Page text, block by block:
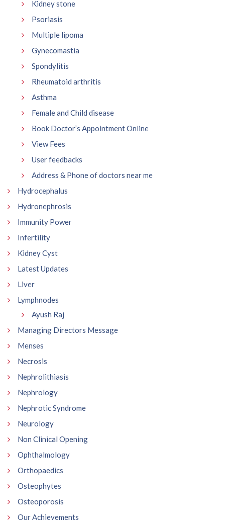
Kidney stone
Psoriasis
Multiple lipoma
Gynecomastia
Spondylitis
Rheumatoid arthritis
Asthma
Female and Child disease
Book Doctor’s Appointment Online
View Fees
User feedbacks
Address & Phone of doctors near me
Hydrocephalus
Hydronephrosis
Immunity Power
Infertility
Kidney Cyst
Latest Updates
Liver
Lymphnodes
Ayush Raj
Managing Directors Message
Menses
Necrosis
Nephrolithiasis
Nephrology
Nephrotic Syndrome
Neurology
Non Clinical Opening
Ophthalmology
Orthopaedics
Osteophytes
Osteoporosis
Our Achievements